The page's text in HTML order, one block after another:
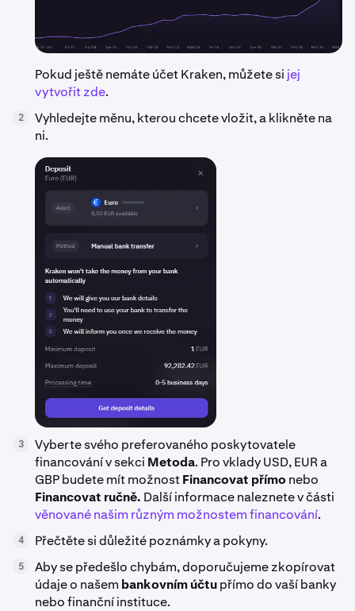
Pokud ještě nemáte účet Kraken, můžete si jej
vytvořit zde.
2
Vyhledejte měnu, kterou chcete vložit, a klikněte na
ni.
3
Vyberte svého preferovaného poskytovatele
financování v sekci Metoda. Pro vklady USD, EUR a
GBP budete mít možnostFinancovat přímo nebo
Financovat ručně. Další informace naleznete v části
věnované našim různým možnostem financování.
4 Přečtěte si důležité poznámky a pokyny.
5
Aby se předešlo chybám, doporučujeme zkopírovat
údaje o našem bankovním účtupřímo do vaší banky
nebo finanční instituce.